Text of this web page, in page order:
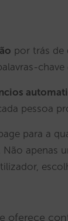
por trás de
chave
pessoa
para a
apenas
oferece